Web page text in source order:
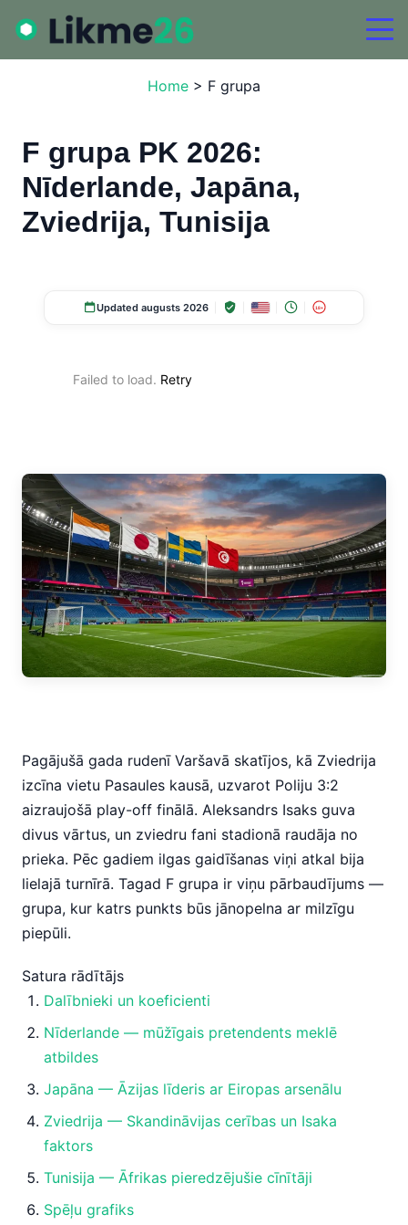
Home > F grupa
F grupa PK 2026:
Nīderlande, Japāna,
Zviedrija, Tunisija
Updated augusts 2026 18+
Failed to load. Retry
Pagājušā gada rudenī Varšavā skatījos, kā Zviedrija
izcīna vietu Pasaules kausā, uzvarot Poliju 3:2
aizraujošā play-off finālā. Aleksandrs Isaks guva
divus vārtus, un zviedru fani stadionā raudāja no
prieka. Pēc gadiem ilgas gaidīšanas viņi atkal bija
lielajā turnīrā. Tagad F grupa ir viņu pārbaudījums —
grupa, kur katrs punkts būs jānopelna ar milzīgu
piepūli.
Satura rādītājs
Dalībnieki un koeficienti
Nīderlande — mūžīgais pretendents meklē
atbildes
Japāna — Āzijas līderis ar Eiropas arsenālu
Zviedrija — Skandināvijas cerības un Isaka
faktors
Tunisija — Āfrikas pieredzējušie cīnītāji
Spēļu grafiks